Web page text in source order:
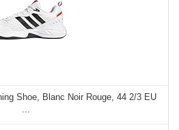
Shoe, Blanc Noir Rouge, 44 2/3 EU
...